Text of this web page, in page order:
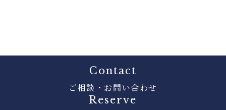
Contact
ご相談・お問い合わせ
Reserve